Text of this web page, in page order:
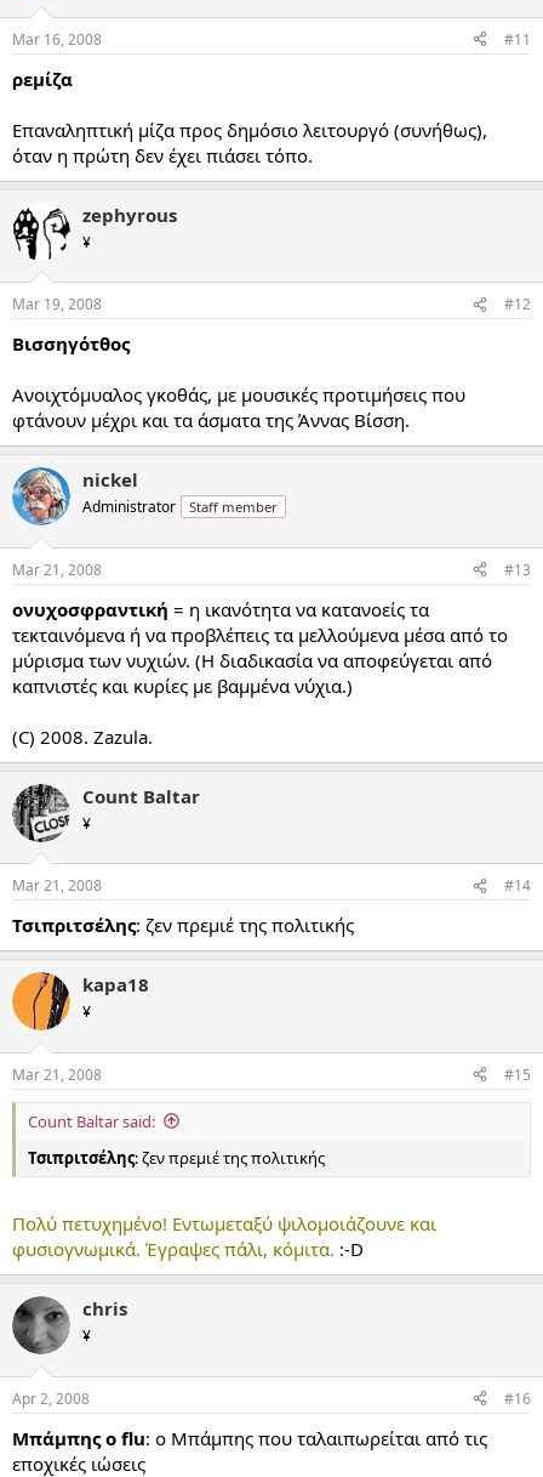
Mar 16, 2008 #11
ρεμίζα
Επαναληπτική μίζα προς δημόσιο λειτουργό (συνήθως),
όταν η πρώτη δεν έχει πιάσει τόπο.
zephyrous
¥
Mar 19, 2008 #12
Βισσηγότθος
Ανοιχτόμυαλος γκοθάς, με μουσικές προτιμήσεις που
φτάνουν μέχρι και τα άσματα της Άννας Βίσση.
nickel
Administrator Staff member
Mar 21, 2008 #13
ονυχοσφραντική = η ικανότητα να κατανοείς τα
τεκταινόμενα ή να προβλέπεις τα μελλούμενα μέσα από το
μύρισμα των νυχιών. (Η διαδικασία να αποφεύγεται από
καπνιστές και κυρίες με βαμμένα νύχια.)
(C) 2008. Zazula.
Count Baltar
¥
Mar 21, 2008 #14
Τσιπριτσέλης: ζεν πρεμιέ της πολιτικής
kapa18
¥
Mar 21, 2008 #15
Count Baltar said:
Τσιπριτσέλης: ζεν πρεμιέ της πολιτικής
Πολύ πετυχημένο! Εντωμεταξύ ψιλομοιάζουνε και
φυσιογνωμικά. Έγραψες πάλι, κόμιτα. :-D
chris
¥
Apr 2, 2008 #16
Μπάμπης ο flu: ο Μπάμπης που ταλαιπωρείται από τις
εποχικές ιώσεις